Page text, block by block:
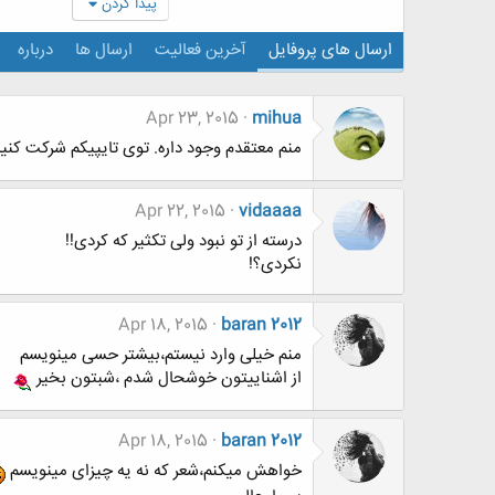
پیدا کردن
ارسال های پروفایل آخرین فعالیت ارسال ها درباره
mihua
Apr 23, 2015
منم معتقدم وجود داره. توی تایپیکم شرکت
vidaaaa
Apr 22, 2015
درسته از تو نبود ولی تکثیر که کردی!!
نکردی؟!
baran 2012
Apr 18, 2015
منم خیلی وارد نیستم،بیشتر حسی مینویسم
از اشناییتون خوشحال شدم ،شبتون بخیر
baran 2012
Apr 18, 2015
خواهش میکنم،شعر که نه یه چیزای مینویسم